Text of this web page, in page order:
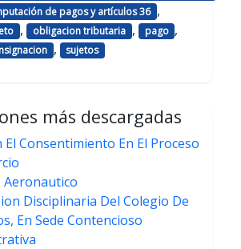
de pagos y artículos 36 ,
, obligacion tributaria , pago ,
, sujetos
más descargadas
El Consentimiento En El Proceso
Aeronautico
Disciplinaria Del Colegio De
En Sede Contencioso